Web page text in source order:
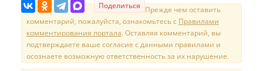
Поделиться Прежде чем оставить
комментарий, пожалуйста, ознакомьтесь с Правилами
комментирования портала. Оставляя комментарий, вы
подтверждаете ваше согласие с данными правилами и
осознаете возможную ответственность за их нарушение.